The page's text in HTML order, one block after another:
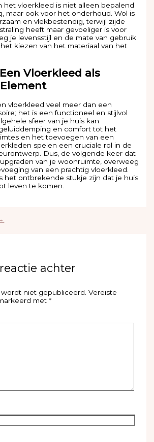
het vloerkleed is niet alleen bepalend
maar ook voor het onderhoud. Wol is
en vlekbestendig, terwijl zijde
heeft maar gevoeliger is voor
je levensstijl en de mate van gebruik
kiezen van het materiaal van het
Vloerkleed als
vloerkleed veel meer dan een
het is een functioneel en stijlvol
sfeer van je huis kan
en comfort tot het
en het toevoegen van een
spelen een cruciale rol in de
Dus, de volgende keer dat
van je woonruimte, overweeg
van een prachtig vloerkleed.
het ontbrekende stukje zijn dat je huis
leven te komen.
achter
niet gepubliceerd. Vereiste
met *